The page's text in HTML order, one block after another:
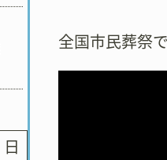
日
全国市民葬祭